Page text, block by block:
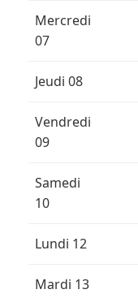
Mercredi
07
Jeudi 08
Vendredi
09
Samedi
10
Lundi 12
Mardi 13